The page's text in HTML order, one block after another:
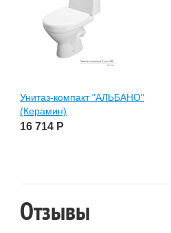
Унитаз-компакт "АЛЬБАНО"
(Керамин)
16 714 Р
Отзывы